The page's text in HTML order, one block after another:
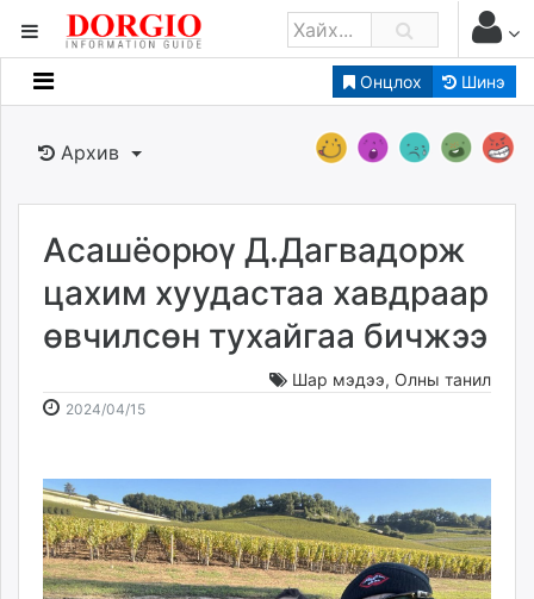
Онцлох Шинэ
Мэдээллийн
Банк санхүү
Бизнес ААН
Төрийн
dorgio.mn
caak.mn
Baabar.mn
tovch.mn
ikon.mn
mnb.mn
Архив
Асашёорюү Д.Дагвадорж
цахим хуудастаа хавдраар
өвчилсөн тухайгаа бичжээ
Шар мэдээ, Олны танил
2024/04/152024-
12:47:25
2026-
10:46:15